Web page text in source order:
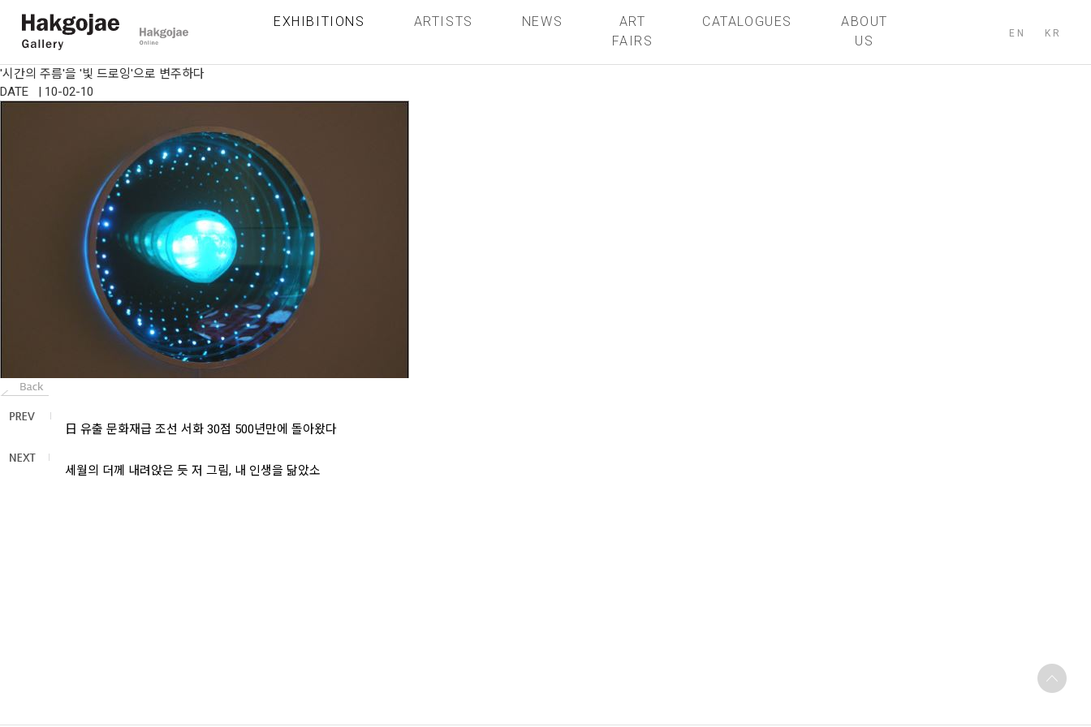
EXHIBITIONS ARTISTS NEWS
ART
FAIRS
CATALOGUES
ABOUT
US
EN KR
'시간의 주름'을 '빛 드로잉'으로 변주하다
DATE | 10-02-10
日 유출 문화재급 조선 서화 30점 500년만에 돌아왔다
세월의 더께 내려앉은 듯 저 그림, 내 인생을 닮았소